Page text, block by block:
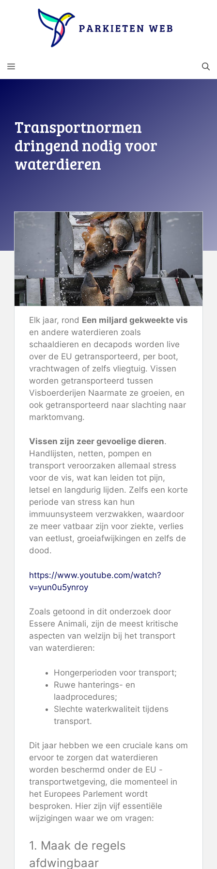
MENU
Transportnormen
dringend nodig voor
waterdieren
Elk jaar, rond Een miljard gekweekte vis
en andere waterdieren zoals
schaaldieren en decapods worden live
over de EU getransporteerd, per boot,
vrachtwagen of zelfs vliegtuig. Vissen
worden getransporteerd tussen
Visboerderijen Naarmate ze groeien, en
ook getransporteerd naar slachting naar
marktomvang.
Vissen zijn zeer gevoelige dieren.
Handlijsten, netten, pompen en
transport veroorzaken allemaal stress
voor de vis, wat kan leiden tot pijn,
letsel en langdurig lijden. Zelfs een korte
periode van stress kan hun
immuunsysteem verzwakken, waardoor
ze meer vatbaar zijn voor ziekte, verlies
van eetlust, groeiafwijkingen en zelfs de
dood.
https://www.youtube.com/watch?
v=yun0u5ynroy
Zoals getoond in dit onderzoek door
Essere Animali, zijn de meest kritische
aspecten van welzijn bij het transport
van waterdieren:
Hongerperioden voor transport;
Ruwe hanterings- en
laadprocedures;
Slechte waterkwaliteit tijdens
transport.
Dit jaar hebben we een cruciale kans om
ervoor te zorgen dat waterdieren
worden beschermd onder de EU -
transportwetgeving, die momenteel in
het Europees Parlement wordt
besproken. Hier zijn vijf essentiële
wijzigingen waar we om vragen:
1. Maak de regels
afdwingbaar